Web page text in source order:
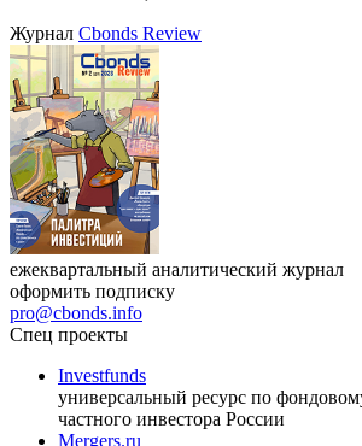
VIII международная конференция
Республики Узбекистан»
17.09.2026, Ташкент
ЖурналCbonds Review
ежеквартальный аналитический журнал
оформить подписку
pro@cbonds.info
Спец проекты